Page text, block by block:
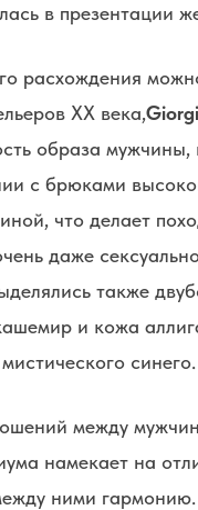
в презентации
расхождения
XX века,
образа
с брюками
что делает
даже
также
и кожа
синего.
между
намекает на
ними